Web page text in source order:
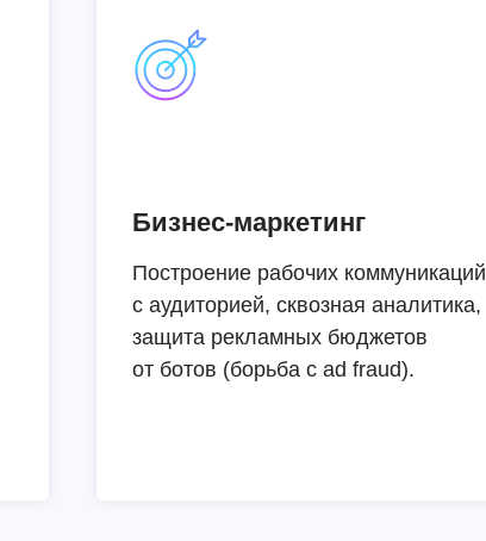
Бизнес-маркетинг
Построение рабочих коммуникаций
с аудиторией, сквозная аналитика,
защита рекламных бюджетов
от ботов (борьба с ad fraud).